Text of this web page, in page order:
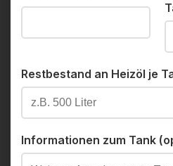
Restbestand an Heizöl je
Informationen zum Tank